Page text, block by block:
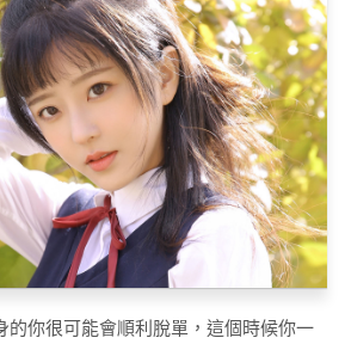
的你很可能會順利脫單，這個時候你一